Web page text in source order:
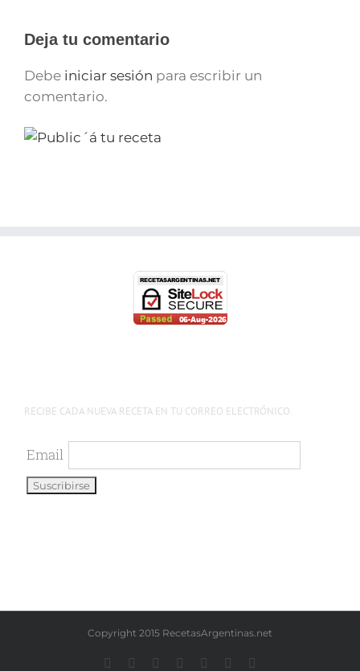
Deja tu comentario
Debe iniciar sesión para escribir un
comentario.
RECIBE CADA NUEVA RECETA EN TU CORREO ELECTRÓNICO.
Email
Copyright 2015 RecetasArgentinas.net
FacebookInstagramYouTubeLinkedIn Pinterest